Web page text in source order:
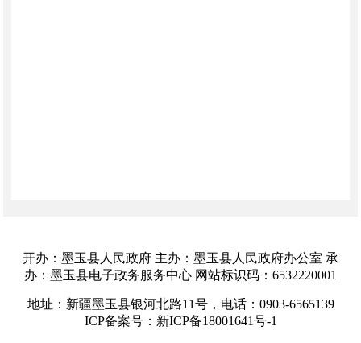
开办：墨玉县人民政府 主办：墨玉县人民政府办公室 承
办：墨玉县电子政务服务中心 网站标识码：6532220001
地址：新疆墨玉县银河北路11号，电话：0903-6565139
ICP备案号：新ICP备18001641号-1